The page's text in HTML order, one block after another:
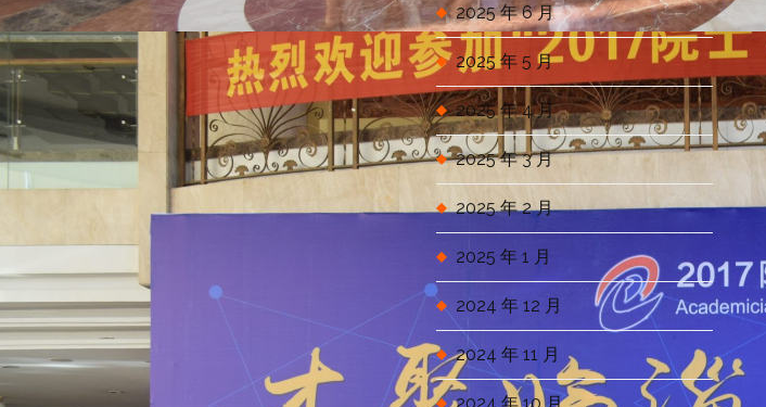
2025 年 6 月
2025 年 5 月
2025 年 4 月
2025 年 3 月
2025 年 2 月
2025 年 1 月
2024 年 12 月
2024 年 11 月